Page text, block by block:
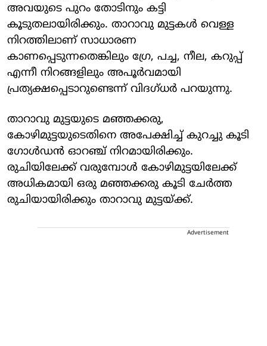
അവയുടെ പുറം തോടിനും കട്ടി
കൂടുതലായിരിക്കും. താറാവു മുട്ടകൾ വെള്ള
നിറത്തിലാണ് സാധാരണ
കാണപ്പെടുന്നതെങ്കിലും ഗ്രേ, പച്ച, നീല, കറുപ്പ്
എന്നീ നിറങ്ങളിലും അപൂർവമായി
പ്രത്യക്ഷപ്പെടാറുണ്ടെന്ന് വിദഗ്ധർ പറയുന്നു.
താറാവു മുട്ടയുടെ മഞ്ഞക്കരു,
കോഴിമുട്ടയുടെതിനെ അപേക്ഷിച്ച് കുറച്ചു കൂടി
ഗോൾഡൻ ഓറഞ്ച് നിറമായിരിക്കും.
രുചിയിലേക്ക് വരുമ്പോൾ കോഴിമുട്ടയിലേക്ക്
അധികമായി ഒരു മഞ്ഞക്കരു കൂടി ചേർത്ത
രുചിയായിരിക്കും താറാവു മുട്ടയ്ക്ക്.
Advertisement